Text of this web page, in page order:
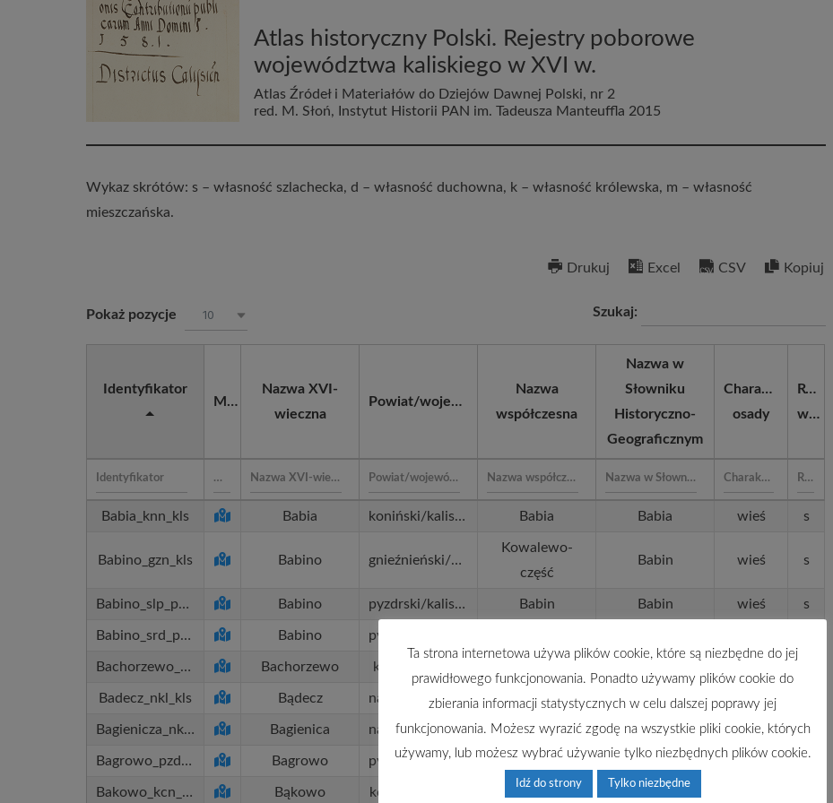
Atlas historyczny Polski. Rejestry poborowe
województwa kaliskiego w XVI w.
Atlas Źródeł i Materiałów do Dziejów Dawnej Polski, nr 2
red. M. Słoń, Instytut Historii PAN im. Tadeusza Manteuffla 2015
Wykaz skrótów: s – własność szlachecka, d – własność duchowna, k – własność królewska, m – własność
mieszczańska.
Drukuj Excel CSV Kopiuj
Pokaż pozycje 10 Szukaj:
Identyfikator
Mapa
Nazwa XVI-
wieczna
Powiat/województwo
Nazwa
współczesna
Nazwa w
Słowniku
Historyczno-
Geograficznym
Charakter
osady
Rodzaj
własności
Babia_knn_kls Babia koniński/kaliskie Babia Babia wieś s
Babino_gzn_kls Babino gnieźnieński/kaliskie
Kowalewo-
część
Babin wieś s
Babino_slp_pzd_kls Babino pyzdrski/kaliskie Babin Babin wieś s
Babino_srd_pzd_kls Babino
Bachorzewo_kls_kls Bachorzewo kaliski/kaliskie
Badecz_nkl_kls Bądecz nakielski/kaliskie Bądecz Bądecz wieś
Bagienicza_nkl_kls Bagienica nakielski/kaliskie Bagienica Bagienica wieś s
Bagrowo_pzd_kls Bagrowo pyzdrski/kaliskie Bagrowo Bagrowo wieś s
Bakowo_kcn_kls Bąkowo kcyński/kaliskie Bąkowo
Ta strona internetowa używa plików cookie, które są niezbędne do jej
prawidłowego funkcjonowania. Ponadto używamy plików cookie do
zbierania informacji statystycznych w celu dalszej poprawy jej
funkcjonowania. Możesz wyrazić zgodę na wszystkie pliki cookie, których
używamy, lub możesz wybrać używanie tylko niezbędnych plików cookie.
Idź do strony Tylko niezbędne